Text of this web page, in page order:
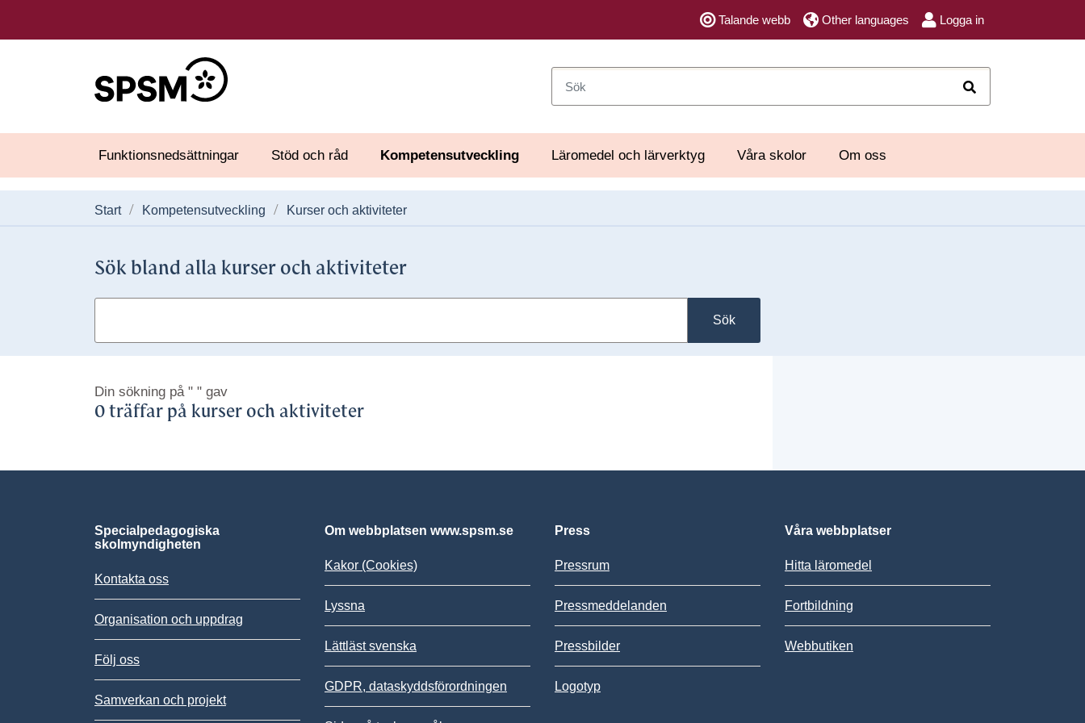
Talande webb Other languages Logga in
Funktionsnedsättningar Stöd och råd Kompetensutveckling Läromedel och lärverktyg Våra skolor Om oss
Start Kompetensutveckling Kurser och aktiviteter
Sök bland alla kurser och aktiviteter
Sök
Din sökning på " " gav
0 träffar på kurser och aktiviteter
Specialpedagogiska
skolmyndigheten
Kontakta oss
Organisation och uppdrag
Följ oss
Samverkan och projekt
Om webbplatsen www.spsm.se
Kakor (Cookies)
Lyssna
Lättläst svenska
GDPR, dataskyddsförordningen
Press
Pressrum
Pressmeddelanden
Pressbilder
Logotyp
Våra webbplatser
Hitta läromedel
Fortbildning
Webbutiken